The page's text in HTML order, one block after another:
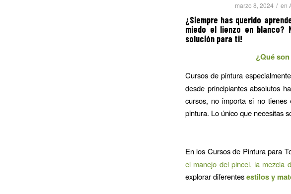
marzo 8, 2024 / en
¿Siempre has querido
miedo el lienzo en blanco?
solución para ti!
¿Qué
Cursos de pintura
desde principiantes absolutos
cursos, no importa si no
pintura. Lo único que necesitas
En los Cursos de Pintura para
el manejo del pincel, la mezcla
explorar diferentesestilos y